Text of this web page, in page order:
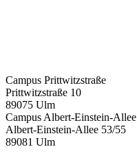
Campus Prittwitzstraße
Prittwitzstraße 10
89075 Ulm
Campus Albert-Einstein-Allee
Albert-Einstein-Allee 53/​55
89081 Ulm